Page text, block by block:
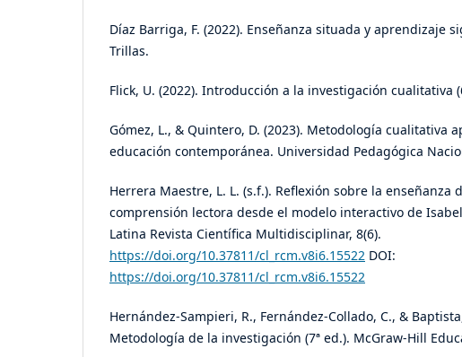
Díaz Barriga, F. (2022). Enseñanza situada y aprendizaje
Trillas.
Flick, U. (2022). Introducción a la investigación cualitativa
Gómez, L., & Quintero, D. (2023). Metodología cualitativa
educación contemporánea. Universidad Pedagógica
Herrera Maestre, L. L. (s.f.). Reflexión sobre la enseñanza
comprensión lectora desde el modelo interactivo de
Latina Revista Científica Multidisciplinar, 8(6).
https://doi.org/10.37811/cl_rcm.v8i6.15522 DOI:
https://doi.org/10.37811/cl_rcm.v8i6.15522
Hernández-Sampieri, R., Fernández-Collado, C., &
Metodología de la investigación (7ª ed.). McGraw-Hill